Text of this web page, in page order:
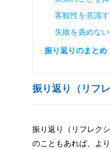
客観性を意識
失敗を責めない
振り返りのまとめ
振り返り（リフ
振り返り（リフレク
のこともあれば、よ